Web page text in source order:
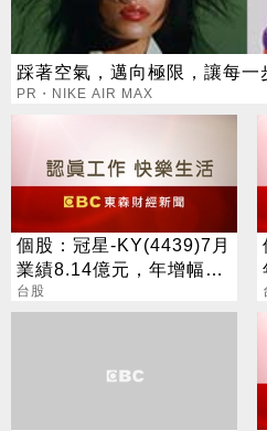
踩著空氣，邁向極限，讓每一
PR・NIKE AIR MAX
個股：冠星-KY(4439)7月
業績8.14億元，年增幅度
擴大到32.7%，Q3看旺
台股